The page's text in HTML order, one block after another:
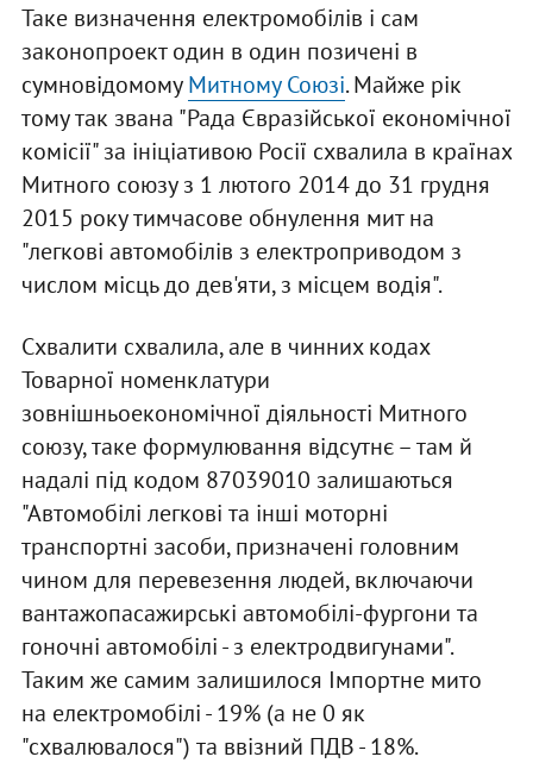
Таке визначення електромобілів і сам
законопроект один в один позичені в
сумновідомомуМитному Союзі. Майже рік
тому так звана "Рада Євразійської економічної
комісії" за ініціативою Росії схвалила в країнах
Митного союзу з 1 лютого 2014 до 31 грудня
2015 року тимчасове обнулення мит на
"легкові автомобілів з електроприводом з
числом місць до дев'яти, з місцем водія".
Схвалити схвалила, але в чинних кодах
Товарної номенклатури
зовнішньоекономічної діяльності Митного
союзу, таке формулювання відсутнє – там й
надалі під кодом 87039010 залишаються
"Автомобілі легкові та інші моторні
транспортні засоби, призначені головним
чином для перевезення людей, включаючи
вантажопасажирські автомобілі-фургони та
гоночні автомобілі - з електродвигунами".
Таким же самим залишилося Імпортне мито
на електромобілі - 19% (а не 0 як
"схвалювалося") та ввізний ПДВ - 18%.